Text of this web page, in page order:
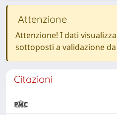
Attenzione
Attenzione! I dati
sottoposti a validazione
Citazioni